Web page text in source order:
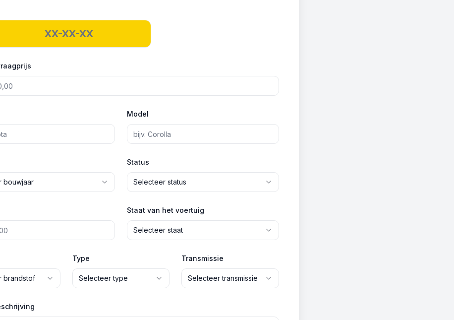
Model
bouwjaar
Status
Selecteer status
Staat van het voertuig
Selecteer staat
brandstof
Type
Selecteer type
Transmissie
Selecteer transmissie